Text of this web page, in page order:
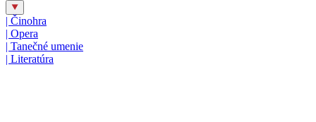
| Činohra
| Opera
| Tanečné umenie
| Literatúra